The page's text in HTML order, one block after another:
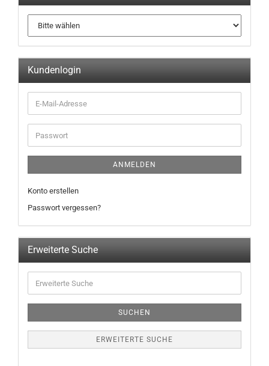
Kundenlogin
ANMELDEN
Konto erstellen
Passwort vergessen?
Erweiterte Suche
SUCHEN
ERWEITERTE SUCHE